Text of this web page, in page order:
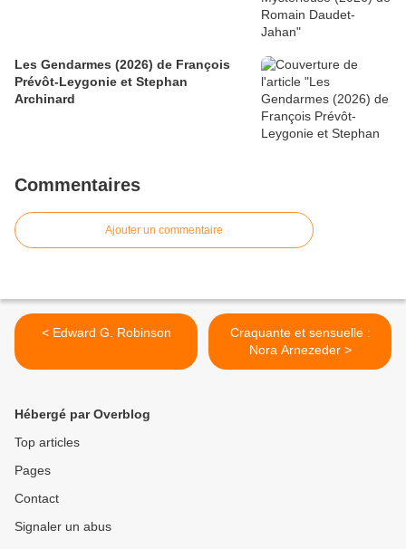
Les Gendarmes (2026) de François
Prévôt-Leygonie et Stephan
Archinard
Commentaires
Ajouter un commentaire
< Edward G. Robinson
Craquante et sensuelle :
Nora Arnezeder >
Hébergé par Overblog
Top articles
Pages
Contact
Signaler un abus